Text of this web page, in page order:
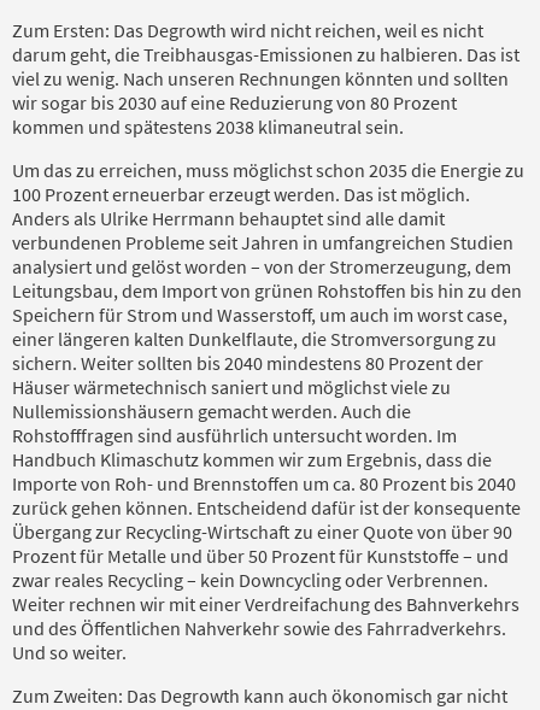
Zum Ersten: Das Degrowth wird nicht reichen, weil es nicht
darum geht, die Treibhausgas-Emissionen zu halbieren. Das ist
viel zu wenig. Nach unseren Rechnungen könnten und sollten
wir sogar bis 2030 auf eine Reduzierung von 80 Prozent
kommen und spätestens 2038 klimaneutral sein.
Um das zu erreichen, muss möglichst schon 2035 die Energie zu
100 Prozent erneuerbar erzeugt werden. Das ist möglich.
Anders als Ulrike Herrmann behauptet sind alle damit
verbundenen Probleme seit Jahren in umfangreichen Studien
analysiert und gelöst worden – von der Stromerzeugung, dem
Leitungsbau, dem Import von grünen Rohstoffen bis hin zu den
Speichern für Strom und Wasserstoff, um auch im worst case,
einer längeren kalten Dunkelflaute, die Stromversorgung zu
sichern. Weiter sollten bis 2040 mindestens 80 Prozent der
Häuser wärmetechnisch saniert und möglichst viele zu
Nullemissionshäusern gemacht werden. Auch die
Rohstofffragen sind ausführlich untersucht worden. Im
Handbuch Klimaschutz kommen wir zum Ergebnis, dass die
Importe von Roh- und Brennstoffen um ca. 80 Prozent bis 2040
zurück gehen können. Entscheidend dafür ist der konsequente
Übergang zur Recycling-Wirtschaft zu einer Quote von über 90
Prozent für Metalle und über 50 Prozent für Kunststoffe – und
zwar reales Recycling – kein Downcycling oder Verbrennen.
Weiter rechnen wir mit einer Verdreifachung des Bahnverkehrs
und des Öffentlichen Nahverkehr sowie des Fahrradverkehrs.
Und so weiter.
Zum Zweiten: Das Degrowth kann auch ökonomisch gar nicht